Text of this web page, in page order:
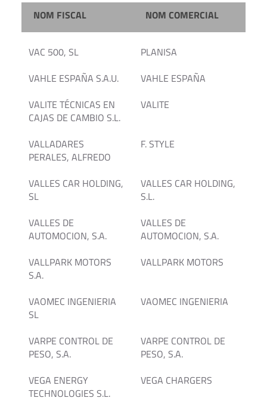
NOM FISCAL NOM COMERCIAL
VAC 500, SL
PLANISA
VAHLE ESPAÑA S.A.U.
VAHLE ESPAÑA
VALITE TÉCNICAS EN
CAJAS DE CAMBIO S.L.
VALITE
VALLADARES
PERALES, ALFREDO
F. STYLE
VALLES CAR HOLDING,
SL
VALLES CAR HOLDING,
S.L.
VALLES DE
AUTOMOCION, S.A.
VALLES DE
AUTOMOCION, S.A.
VALLPARK MOTORS
S.A.
VALLPARK MOTORS
VAOMEC INGENIERIA
SL
VAOMEC INGENIERIA
VARPE CONTROL DE
PESO, S.A.
VARPE CONTROL DE
PESO, S.A.
VEGA ENERGY
TECHNOLOGIES S.L.
VEGA CHARGERS